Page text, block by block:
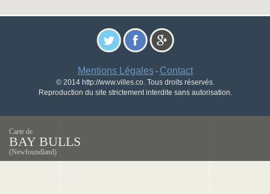
Mentions Légales- Contact
© 2014 http://www.villes.co. Tous droits réservés.
Reproduction du site strictement interdite sans autorisation.
Carte de
BAY BULLS
(Newfoundland)